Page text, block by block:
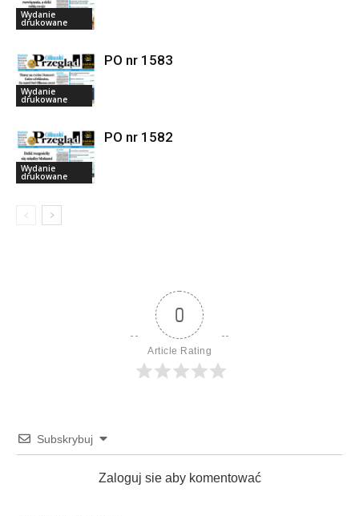
Wydanie
drukowane
Wydanie
drukowane
PO nr 1583
Wydanie
drukowane
PO nr 1582
0
Article Rating
Subskrybuj
Zaloguj sie aby komentować